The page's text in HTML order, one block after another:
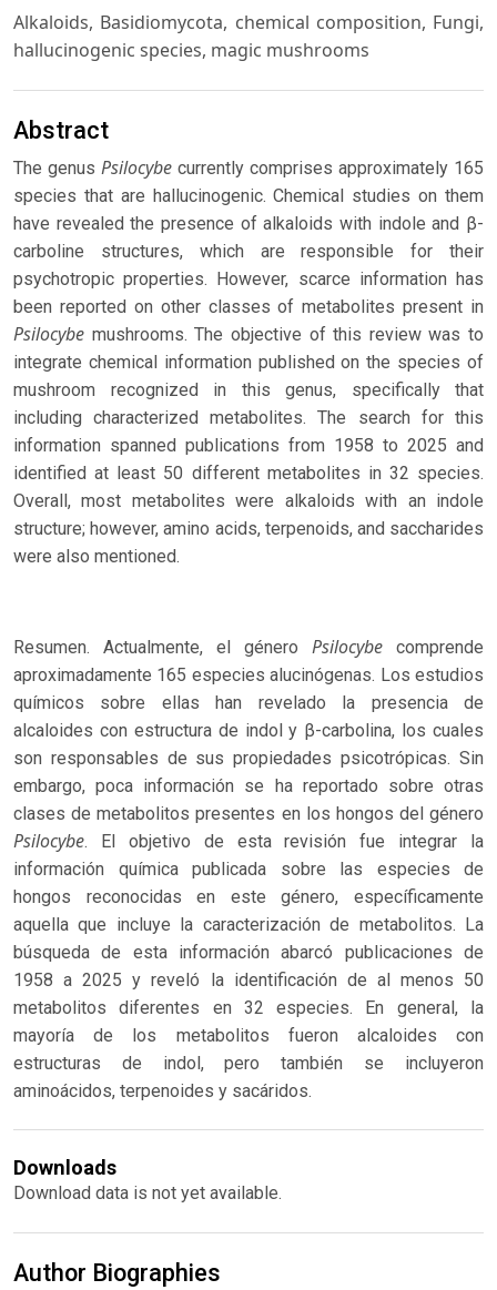
Alkaloids, Basidiomycota, chemical composition, Fungi,
hallucinogenic species, magic mushrooms
Abstract
The genus Psilocybe currently comprises approximately 165
species that are hallucinogenic. Chemical studies on them
have revealed the presence of alkaloids with indole and β-
carboline structures, which are responsible for their
psychotropic properties. However, scarce information has
been reported on other classes of metabolites present in
Psilocybe mushrooms. The objective of this review was to
integrate chemical information published on the species of
mushroom recognized in this genus, specifically that
including characterized metabolites. The search for this
information spanned publications from 1958 to 2025 and
identified at least 50 different metabolites in 32 species.
Overall, most metabolites were alkaloids with an indole
structure; however, amino acids, terpenoids, and saccharides
were also mentioned.
Resumen. Actualmente, el género Psilocybe comprende
aproximadamente 165 especies alucinógenas. Los estudios
químicos sobre ellas han revelado la presencia de
alcaloides con estructura de indol y β-carbolina, los cuales
son responsables de sus propiedades psicotrópicas. Sin
embargo, poca información se ha reportado sobre otras
clases de metabolitos presentes en los hongos del género
Psilocybe. El objetivo de esta revisión fue integrar la
información química publicada sobre las especies de
hongos reconocidas en este género, específicamente
aquella que incluye la caracterización de metabolitos. La
búsqueda de esta información abarcó publicaciones de
1958 a 2025 y reveló la identificación de al menos 50
metabolitos diferentes en 32 especies. En general, la
mayoría de los metabolitos fueron alcaloides con
estructuras de indol, pero también se incluyeron
aminoácidos, terpenoides y sacáridos.
Downloads
Download data is not yet available.
Author Biographies